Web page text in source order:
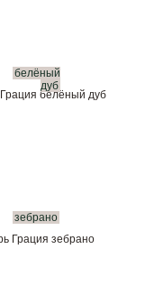
белёный
дуб
зебрано